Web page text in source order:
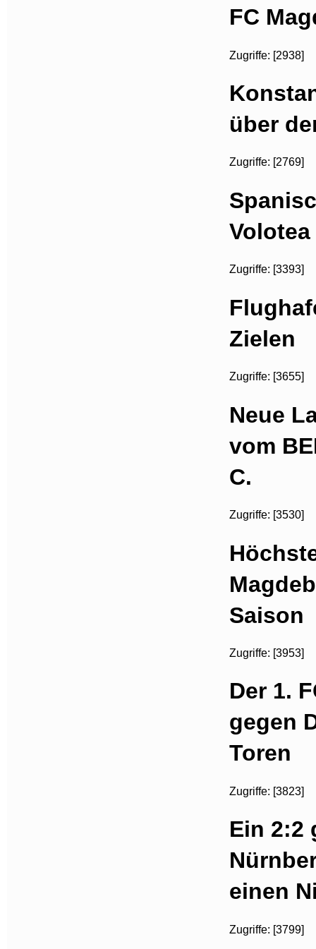
FC
Zugriffe: [2938]
über
Zugriffe: [2769]
Zugriffe: [3393]
Zielen
Zugriffe: [3655]
Neue
vom
C.
Zugriffe: [3530]
Saison
Zugriffe: [3953]
Der 1.
gegen
Toren
Zugriffe: [3823]
Ein 2:2
einen
Zugriffe: [3799]